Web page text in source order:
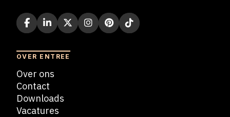
OVER ENTREE
Over ons
Contact
Downloads
Vacatures